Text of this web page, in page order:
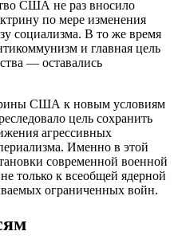
США не раз вносило
по мере изменения
социализма. В то же время
и главная цель
— оставались
США к новым условиям
цель сохранить
агрессивных
Именно в этой
современной военной
только к всеобщей ядерной
ограниченных войн.